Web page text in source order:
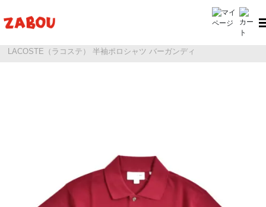
LACOSTE（ラコステ） 半袖ポロシャツ バーガンディ